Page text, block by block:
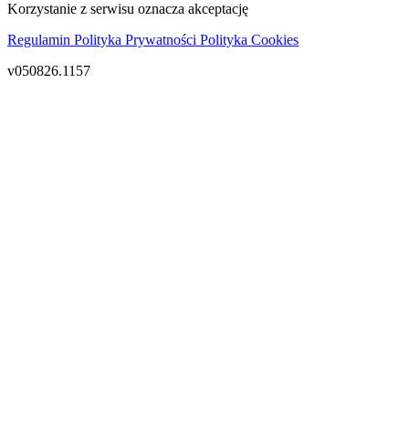
Korzystanie z serwisu oznacza akceptację
Regulamin Polityka Prywatności Polityka Cookies
v050826.1157